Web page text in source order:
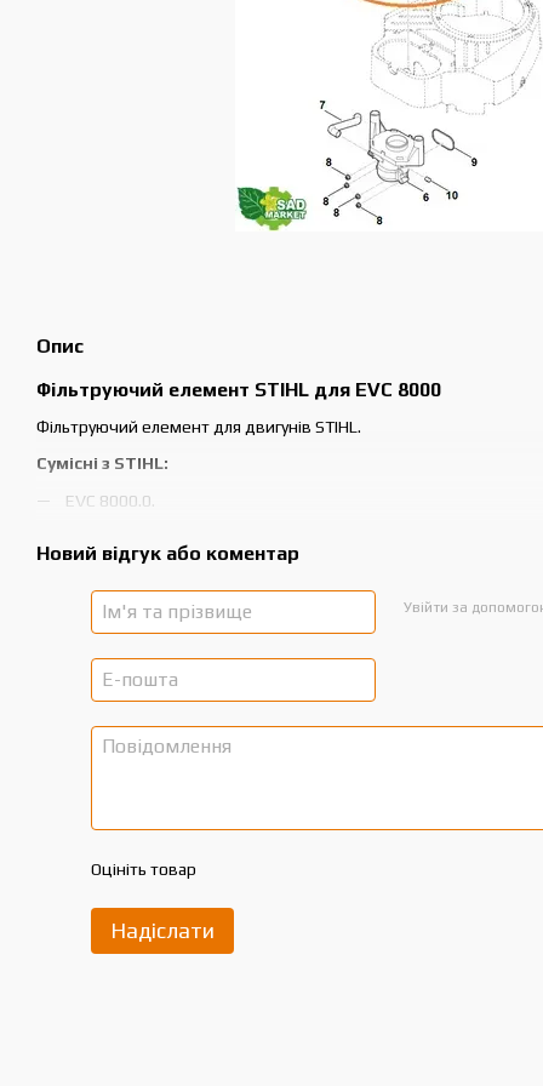
Опис
Фільтруючий елемент STIHL для EVC 8000
Фільтруючий елемент для двигунів STIHL.
Сумісні з STIHL:
EVC 8000.0.
Новий відгук або коментар
Увійти за
Оцініть товар
Надіслати